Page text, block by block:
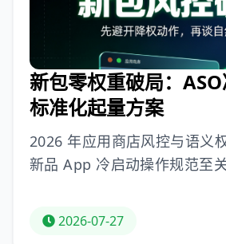
户运维赋能，用正向行为数据
矩阵联动，生活号内容反哺；
规红线。如今其 SE
新包零权重破局：
标准化起量方案
2026 年应用商店风控与语义
新品 App 冷启动操作规范至
因操作不规范，如上线堆砌高
元数据与素材、盲目冲量致数
2026-07-27